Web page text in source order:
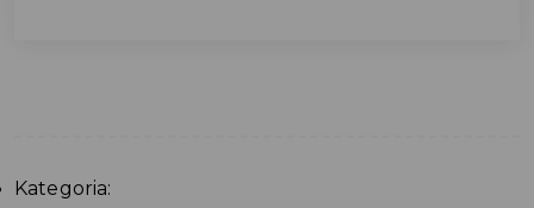
Kategoria: